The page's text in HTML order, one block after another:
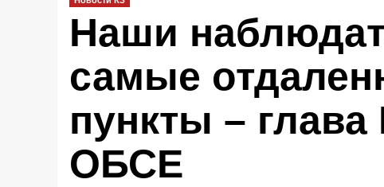
Наши
самые
пункты –
ОБСЕ